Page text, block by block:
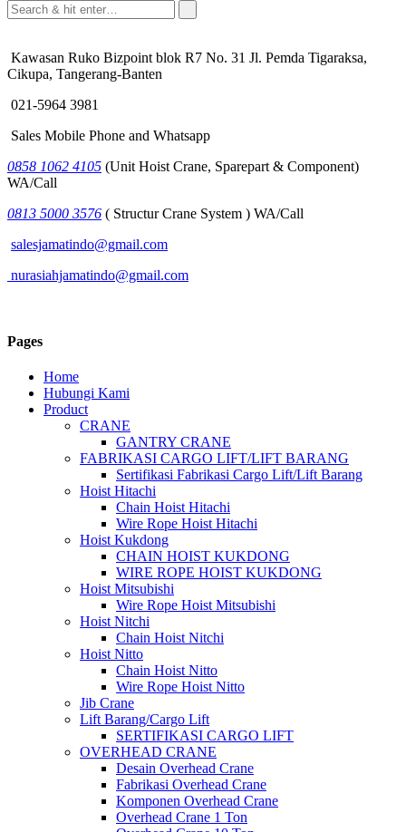
Kawasan Ruko Bizpoint blok R7 No. 31 Jl. Pemda Tigaraksa,
Cikupa, Tangerang-Banten
021-5964 3981
Sales Mobile Phone and Whatsapp
0858 1062 4105 (Unit Hoist Crane, Sparepart & Component)
WA/Call
0813 5000 3576 ( Structur Crane System ) WA/Call
salesjamatindo@gmail.com
nurasiahjamatindo@gmail.com
Pages
Home
Hubungi Kami
Product
CRANE
GANTRY CRANE
FABRIKASI CARGO LIFT/LIFT BARANG
Sertifikasi Fabrikasi Cargo Lift/Lift Barang
Hoist Hitachi
Chain Hoist Hitachi
Wire Rope Hoist Hitachi
Hoist Kukdong
CHAIN HOIST KUKDONG
WIRE ROPE HOIST KUKDONG
Hoist Mitsubishi
Wire Rope Hoist Mitsubishi
Hoist Nitchi
Chain Hoist Nitchi
Hoist Nitto
Chain Hoist Nitto
Wire Rope Hoist Nitto
Jib Crane
Lift Barang/Cargo Lift
SERTIFIKASI CARGO LIFT
OVERHEAD CRANE
Desain Overhead Crane
Fabrikasi Overhead Crane
Komponen Overhead Crane
Overhead Crane 1 Ton